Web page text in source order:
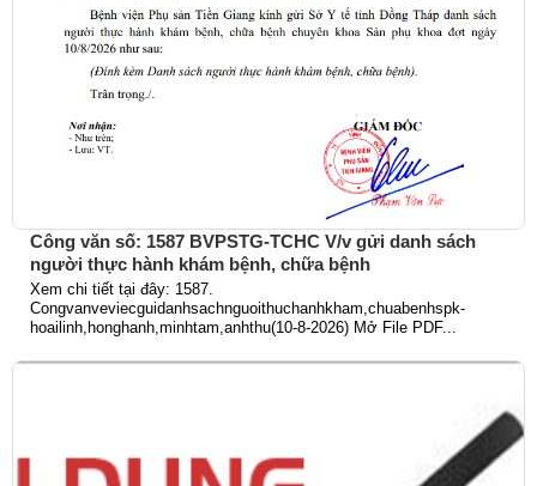
Công văn số: 1587 BVPSTG-TCHC V/v gửi danh sách
người thực hành khám bệnh, chữa bệnh
Xem chi tiết tại đây: 1587.
Congvanveviecguidanhsachnguoithuchanhkham,chuabenhspk-
hoailinh,honghanh,minhtam,anhthu(10-8-2026) Mở File PDF...